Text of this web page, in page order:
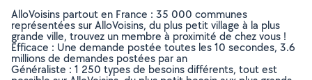
AlloVoisins partout en France : 35 000 communes
représentées sur AlloVoisins, du plus petit village à la plus
grande ville, trouvez un membre à proximité de chez vous !
Efficace : Une demande postée toutes les 10 secondes, 3.6
millions de demandes postées par an
Généraliste : 1 250 types de besoins différents, tout est